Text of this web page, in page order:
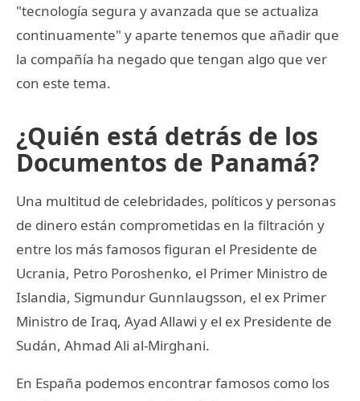
"tecnología segura y avanzada que se actualiza
continuamente" y aparte tenemos que añadir que
la compañía ha negado que tengan algo que ver
con este tema.
¿Quién está detrás de los
Documentos de Panamá?
Una multitud de celebridades, políticos y personas
de dinero están comprometidas en la filtración y
entre los más famosos figuran el Presidente de
Ucrania, Petro Poroshenko, el Primer Ministro de
Islandia, Sigmundur Gunnlaugsson, el ex Primer
Ministro de Iraq, Ayad Allawi y el ex Presidente de
Sudán, Ahmad Ali al-Mirghani.
En España podemos encontrar famosos como los